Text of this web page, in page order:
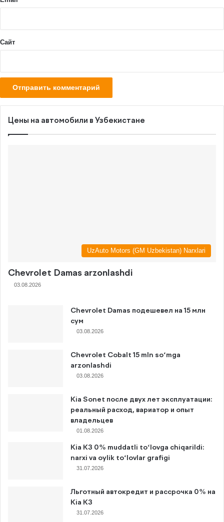
Сайт
Цены на автомобили в Узбекистане
UzAuto Motors (GM Uzbekistan) Narxlari
Chevrolet Damas arzonlashdi
03.08.2026
Chevrolet Damas подешевел на 15 млн
сум
03.08.2026
Chevrolet Cobalt 15 mln so‘mga
arzonlashdi
03.08.2026
Kia Sonet после двух лет эксплуатации:
реальный расход, вариатор и опыт
владельцев
01.08.2026
Kia K3 0% muddatli to‘lovga chiqarildi:
narxi va oylik to‘lovlar grafigi
31.07.2026
Льготный автокредит и рассрочка 0% на
Kia K3
31.07.2026